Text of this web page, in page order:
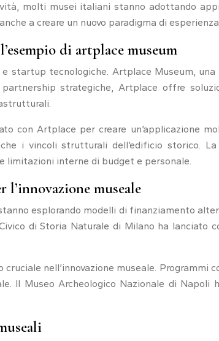
molti musei italiani stanno adottando
a creare un nuovo paradigma di
di artplace museum
startup tecnologiche. Artplace Museum,
strategiche, Artplace offre
con Artplace per creare un’applicazione
i vincoli strutturali dell’edificio storico.
limitazioni interne di budget e personale.
museale
esplorando modelli di finanziamento
di Storia Naturale di Milano ha lanciato
nell’innovazione museale. Programmi
Il Museo Archeologico Nazionale di